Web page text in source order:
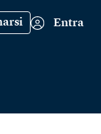
Entra